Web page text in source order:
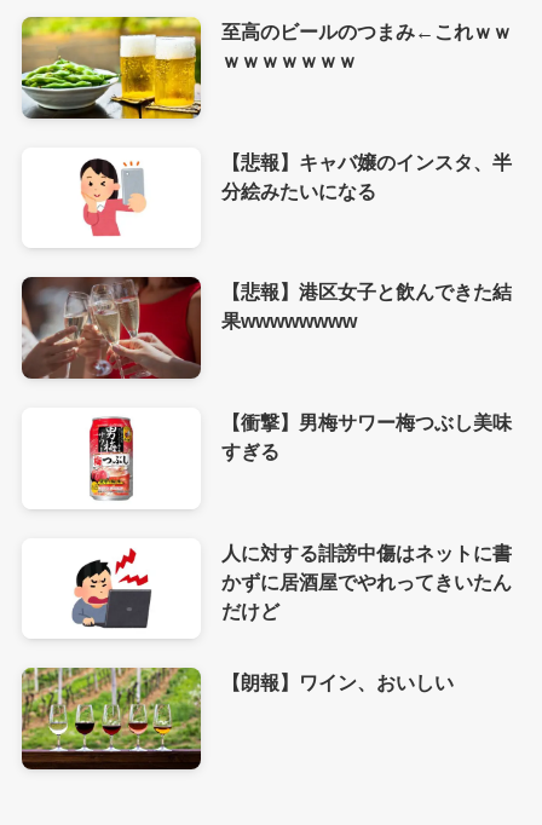
至高のビールのつまみ←これｗｗ
ｗｗｗｗｗｗｗ
【悲報】キャバ嬢のインスタ、半
分絵みたいになる
【悲報】港区女子と飲んできた結
果wwwwwwww
【衝撃】男梅サワー梅つぶし美味
すぎる
人に対する誹謗中傷はネットに書
かずに居酒屋でやれってきいたん
だけど
【朗報】ワイン、おいしい